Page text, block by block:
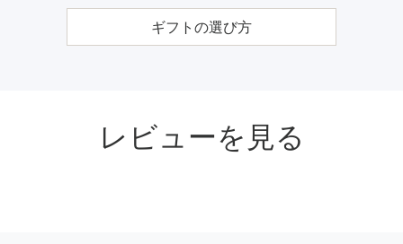
ギフトの選び方
レビューを見る